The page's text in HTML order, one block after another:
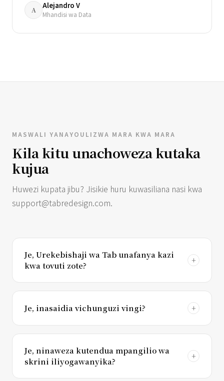
A Alejandro V
Mhandisi wa Data
MASWALI YANAYOULIZWA MARA KWA MARA
Kila kitu unachoweza kutaka
kujua
Huwezi kupata jibu? Jisikie huru kuwasiliana nasi kwa
support@tabredesign.com.
Je, Urekebishaji wa Tab unafanya kazi
kwa tovuti zote?
Je, inasaidia vichunguzi vingi?
Je, ninaweza kutendua mpangilio wa
skrini iliyogawanyika?